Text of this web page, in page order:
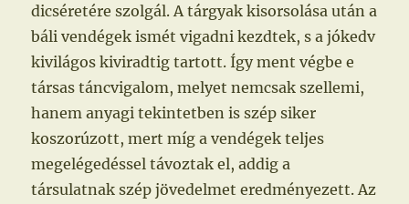
dicséretére szolgál. A tárgyak kisorsolása után a
báli vendégek ismét vigadni kezdtek, s a jókedv
kivilágos kiviradtig tartott. Így ment végbe e
társas táncvigalom, melyet nemcsak szellemi,
hanem anyagi tekintetben is szép siker
koszorúzott, mert míg a vendégek teljes
megelégedéssel távoztak el, addig a
társulatnak szép jövedelmet eredményezett. Az